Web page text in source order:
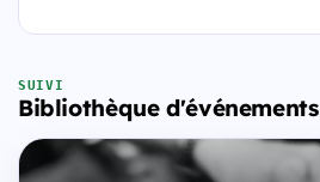
SUIVI
Bibliothèque d'événements